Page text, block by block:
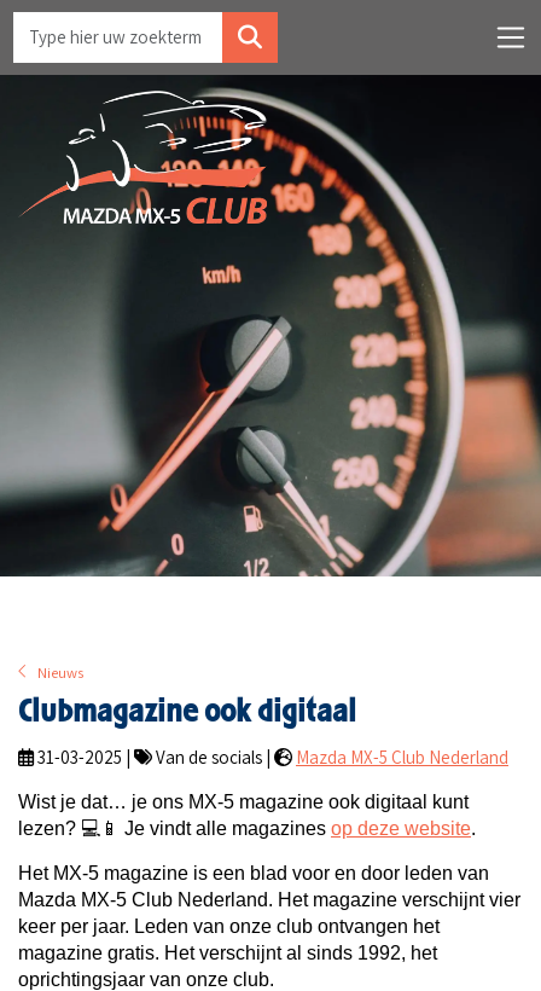
Nieuws
Clubmagazine ook digitaal
31-03-2025 | Van de socials | Mazda MX-5 Club Nederland
Wist je dat… je ons MX-5 magazine ook digitaal kunt
lezen? 💻📱 Je vindt alle magazines op deze website.
Het MX-5 magazine is een blad voor en door leden van
Mazda MX-5 Club Nederland. Het magazine verschijnt vier
keer per jaar. Leden van onze club ontvangen het
magazine gratis. Het verschijnt al sinds 1992, het
oprichtingsjaar van onze club.